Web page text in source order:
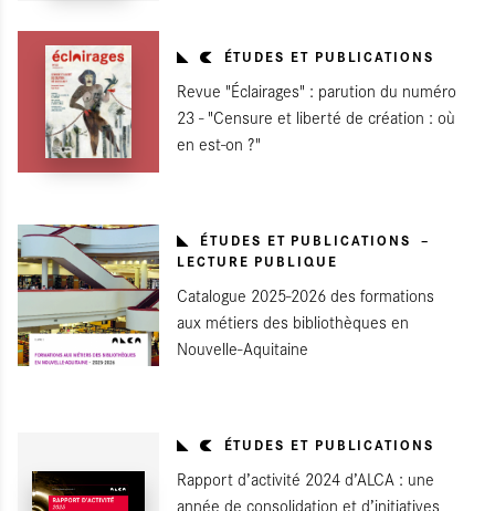
ÉTUDES ET PUBLICATIONS
Revue "Éclairages" : parution du numéro
23 - "Censure et liberté de création : où
en est-on ?"
ÉTUDES ET PUBLICATIONS
LECTURE PUBLIQUE
Catalogue 2025-2026 des formations
aux métiers des bibliothèques en
Nouvelle-Aquitaine
ÉTUDES ET PUBLICATIONS
Rapport d’activité 2024 d’ALCA : une
année de consolidation et d’initiatives